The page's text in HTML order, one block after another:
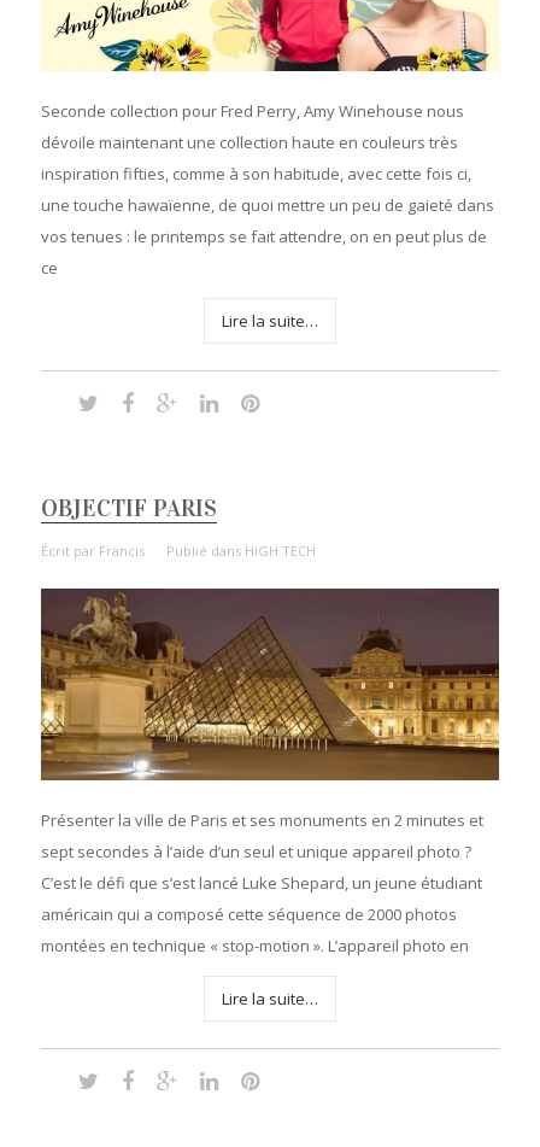
Seconde collection pour Fred Perry, Amy Winehouse nous
dévoile maintenant une collection haute en couleurs très
inspiration fifties, comme à son habitude, avec cette fois ci,
une touche hawaïenne, de quoi mettre un peu de gaieté dans
vos tenues : le printemps se fait attendre, on en peut plus de
ce
Lire la suite…
OBJECTIF PARIS
Écrit par Francis Publié dans HIGH TECH
Présenter la ville de Paris et ses monuments en 2 minutes et
sept secondes à l’aide d’un seul et unique appareil photo ?
C’est le défi que s’est lancé Luke Shepard, un jeune étudiant
américain qui a composé cette séquence de 2000 photos
montées en technique « stop-motion ». L’appareil photo en
Lire la suite…